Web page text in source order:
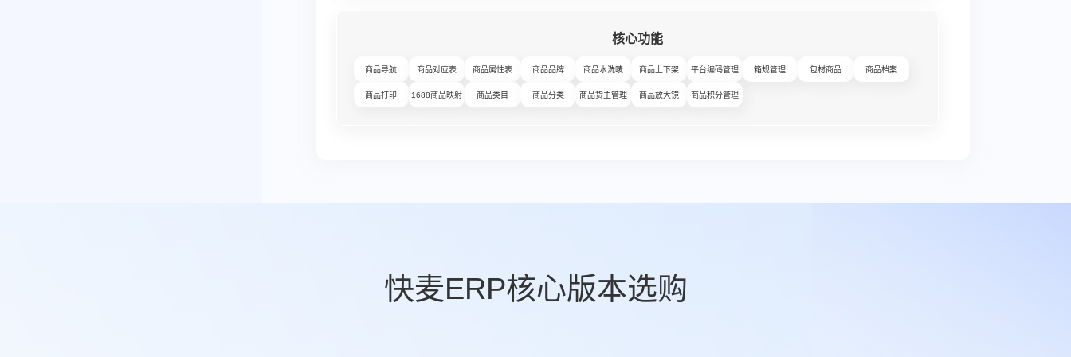
核心功能
商品导航 商品对应表 商品属性表 商品品牌 商品水洗唛 商品上下架 平台编码管理 箱规管理 包材商品 商品档案
商品打印 1688商品映射 商品类目 商品分类 商品货主管理 商品放大镜 商品积分管理
快麦ERP核心版本选购